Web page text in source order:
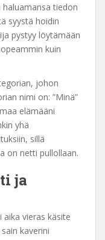
haluamansa tiedon
syystä hoidin
pystyy löytämään
kuin
johon
nimi on: ”Minä”
elämääni
yhä
sillä
on netti pullollaan.
ja
vieras käsite
kaverini